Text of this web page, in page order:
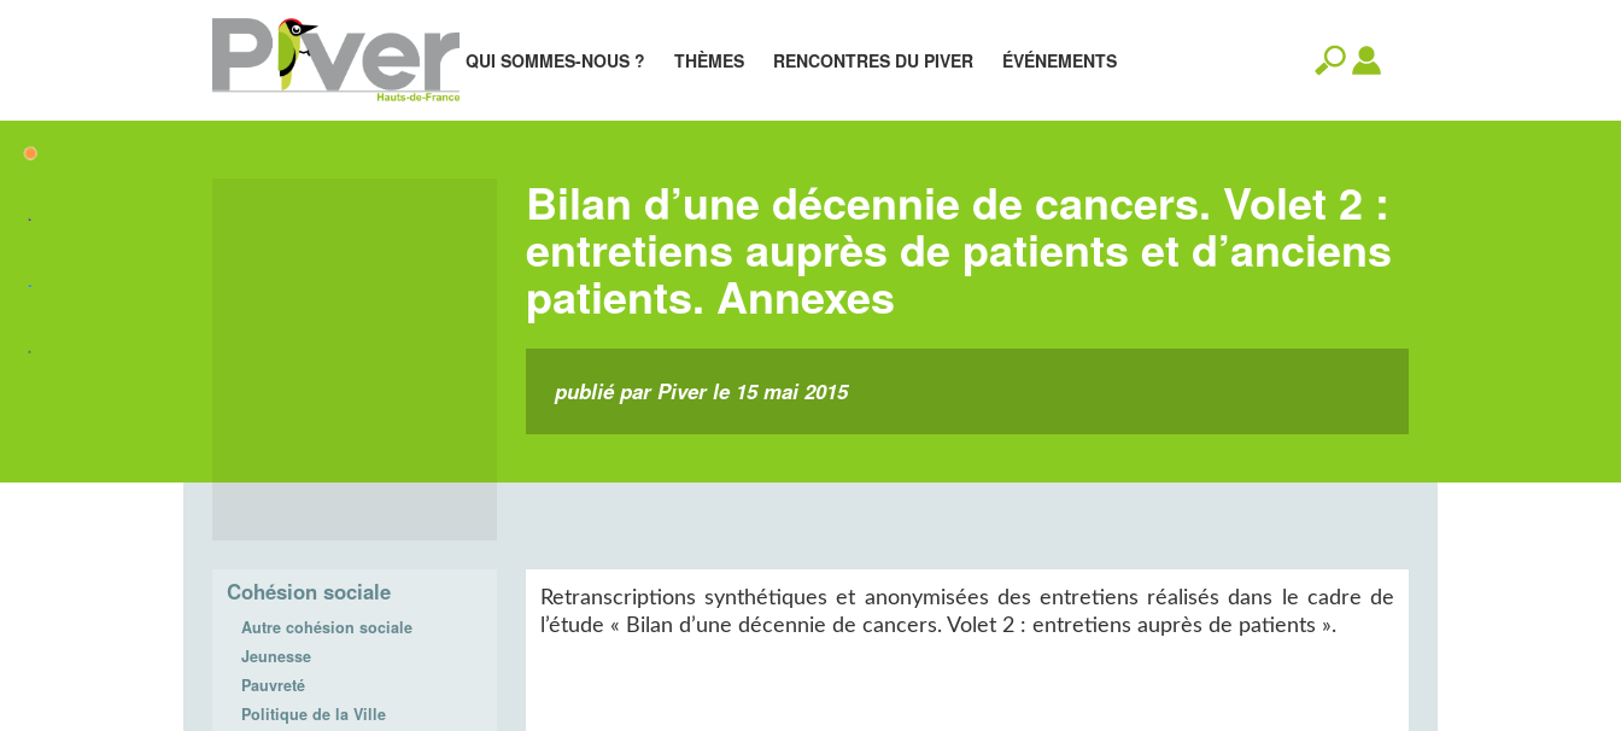
QUI SOMMES-NOUS ? THÈMES RENCONTRES DU PIVER ÉVÉNEMENTS
Bilan d’une décennie de cancers. Volet 2 :
entretiens auprès de patients et d’anciens
patients. Annexes
publié par Piver le 15 mai 2015
Cohésion sociale
Autre cohésion sociale
Jeunesse
Pauvreté
Politique de la Ville
Retranscriptions synthétiques et anonymisées des entretiens réalisés dans le cadre de
l’étude « Bilan d’une décennie de cancers. Volet 2 : entretiens auprès de patients ».